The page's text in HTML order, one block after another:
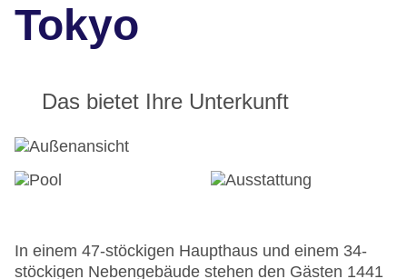
Tokyo
Das bietet Ihre Unterkunft
In einem 47-stöckigen Haupthaus und einem 34-
stöckigen Nebengebäude stehen den Gästen 1441